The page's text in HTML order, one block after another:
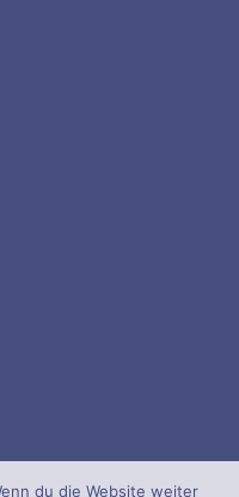
du die Website weiter